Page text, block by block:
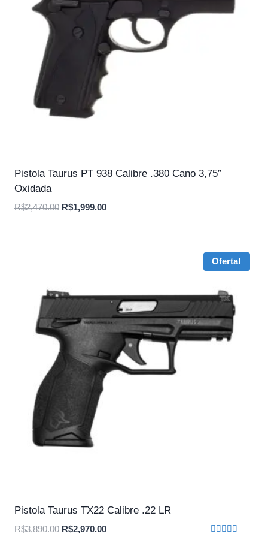
Pistola Taurus PT 938 Calibre .380 Cano 3,75″
Oxidada
R$2,470.00 O
R$1,999.00O
Oferta!
Pistola Taurus TX22 Calibre .22 LR
R$3,890.00 O
R$2,970.00O